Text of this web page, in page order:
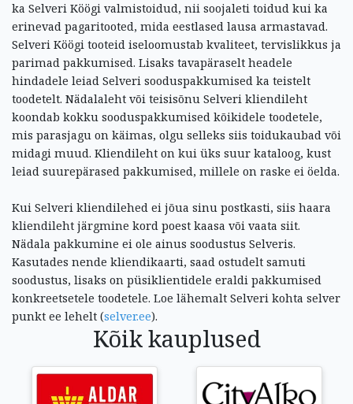
ka Selveri Köögi valmistoidud, nii soojaleti toidud kui ka
erinevad pagaritooted, mida eestlased lausa armastavad.
Selveri Köögi tooteid iseloomustab kvaliteet, tervislikkus ja
parimad pakkumised. Lisaks tavapäraselt headele
hindadele leiad Selveri sooduspakkumised ka teistelt
toodetelt. Nädalaleht või teisisõnu Selveri kliendileht
koondab kokku sooduspakkumised kõikidele toodetele,
mis parasjagu on käimas, olgu selleks siis toidukaubad või
midagi muud. Kliendileht on kui üks suur kataloog, kust
leiad suurepärased pakkumised, millele on raske ei öelda.
Kui Selveri kliendilehed ei jõua sinu postkasti, siis haara
kliendileht järgmine kord poest kaasa või vaata siit.
Nädala pakkumine ei ole ainus soodustus Selveris.
Kasutades nende kliendikaarti, saad ostudelt samuti
soodustus, lisaks on püsiklientidele eraldi pakkumised
konkreetsetele toodetele. Loe lähemalt Selveri kohta selver
punkt ee lehelt (selver.ee).
Kõik kauplused